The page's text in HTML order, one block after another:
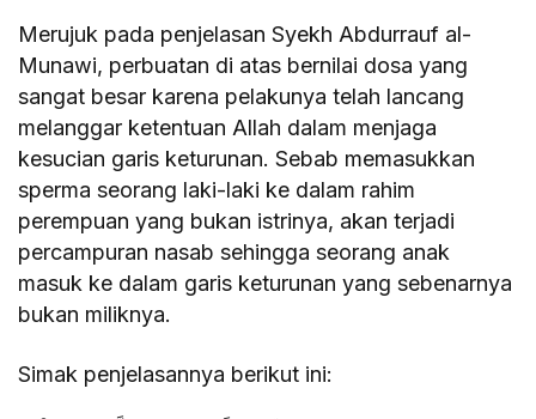
Merujuk pada penjelasan Syekh Abdurrauf al-
Munawi, perbuatan di atas bernilai dosa yang
sangat besar karena pelakunya telah lancang
melanggar ketentuan Allah dalam menjaga
kesucian garis keturunan. Sebab memasukkan
sperma seorang laki-laki ke dalam rahim
perempuan yang bukan istrinya, akan terjadi
percampuran nasab sehingga seorang anak
masuk ke dalam garis keturunan yang sebenarnya
bukan miliknya.
Simak penjelasannya berikut ini: